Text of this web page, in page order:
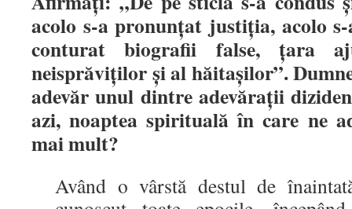
acolo s-a pronunţat justiţia, acolo
conturat biografii false, ţara
neisprăviţilor şi al hăitaşilor”.
adevăr unul dintre adevăraţii
azi, noaptea spirituală în care ne
mai mult?
Având o vârstă destul de